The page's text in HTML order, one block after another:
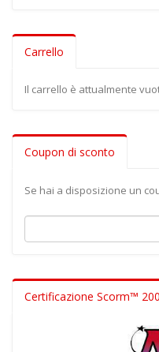
Carrello
Il carrello è attualmente
Coupon di sconto
Se hai a disposizione un
Certificazione Scorm™